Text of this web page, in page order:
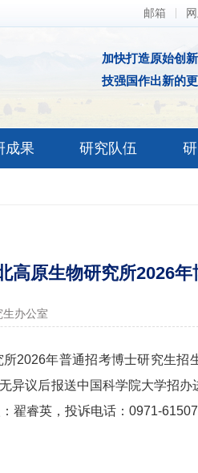
邮箱
加快打造原始创
技强国作出新的更
成果 研究队伍
高原生物研究所2026年
办公室
2026年普通招考博士研究生
异议后报送中国科学院大学招
翟睿英，投诉电话：0971-